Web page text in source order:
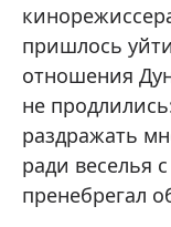
пришлось
отношения
не
раздражать
ради веселья
пренебрегал